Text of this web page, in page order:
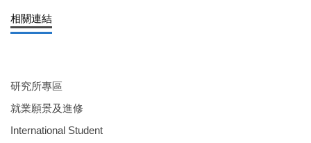
相關連結
研究所專區
就業願景及進修
International Student